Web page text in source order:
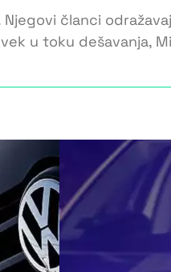
članci
u toku dešavanja,